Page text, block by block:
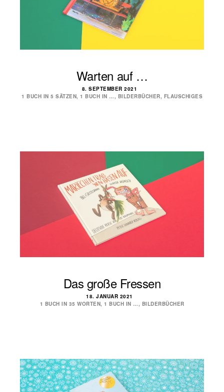
Warten auf …
8. SEPTEMBER 2021
1 BUCH IN 5 SÄTZEN, 1 BUCH IN …, BILDERBÜCHER, FLAUSCHIGES
Das große Fressen
18. JANUAR 2021
1 BUCH IN 35 WORTEN, 1 BUCH IN …, BILDERBÜCHER